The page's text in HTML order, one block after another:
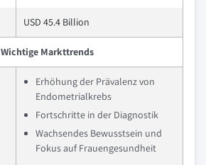
USD 45.4 Billion
Wichtige Markttrends
Erhöhung der Prävalenz von
Endometrialkrebs
Fortschritte in der Diagnostik
Wachsendes Bewusstsein und
Fokus auf Frauengesundheit